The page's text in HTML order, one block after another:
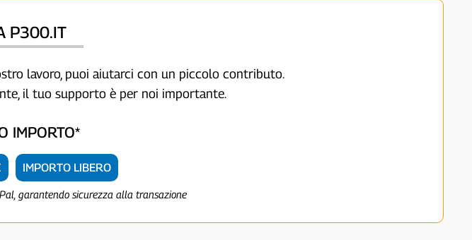
P300.IT
lavoro, puoi aiutarci con un piccolo contributo.
il tuo supporto è per noi importante.
IMPORTO*
IMPORTO LIBERO
garantendo sicurezza alla transazione